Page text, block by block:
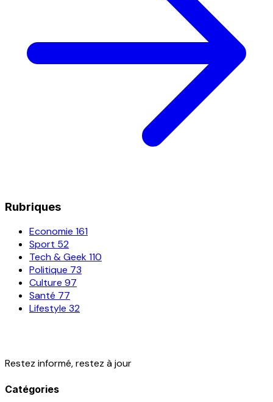
Rubriques
Economie 161
Sport 52
Tech & Geek110
Politique 73
Culture 97
Santé 77
Lifestyle 32
Restez informé, restez à jour
Catégories